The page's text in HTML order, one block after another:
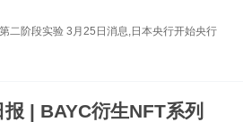
二阶段实验 3月25日消息,日本央行开始央行
| BAYC衍生NFT系列